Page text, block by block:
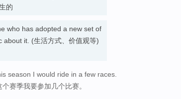
的
who has adopted a new set of
it. (生活方式、价值观等)
season I would ride in a few races.
赛季我要参加几个比赛。